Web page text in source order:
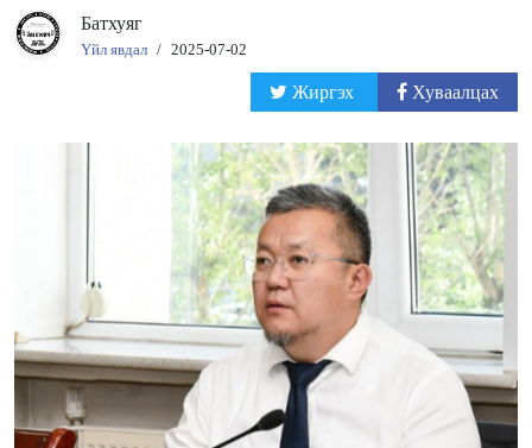
Батхуяг
Үйл явдал / 2025-07-02
Жиргэх Хуваалцах